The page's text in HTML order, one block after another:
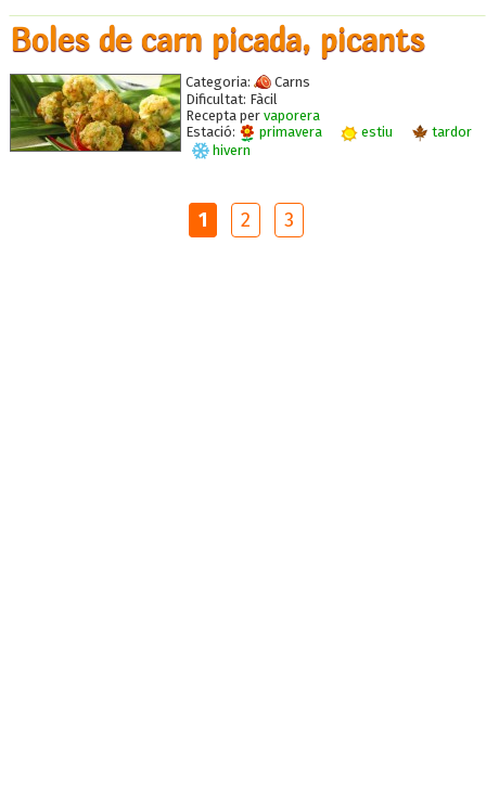
Boles de carn picada, picants
Categoria:
Carns
Dificultat: Fàcil
Recepta per vaporera
Estació:
primavera estiu
tardor
hivern
1 2 3